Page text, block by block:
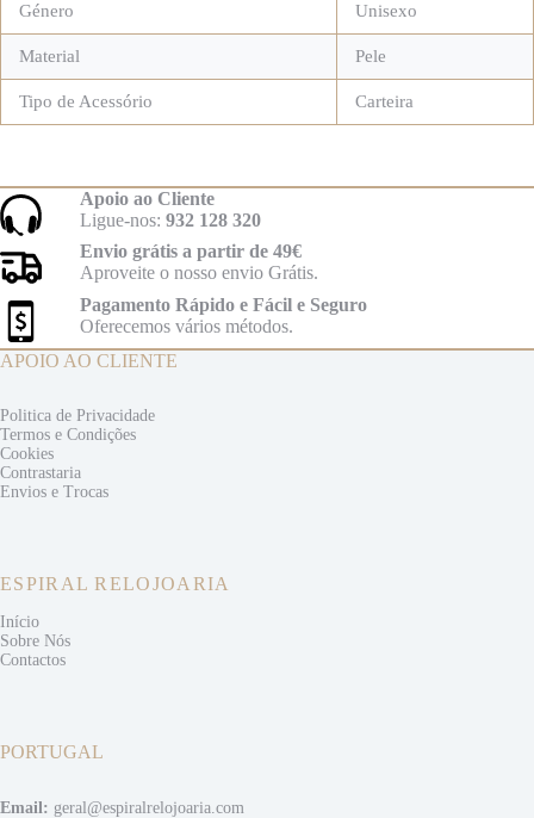
Género Unisexo
Material Pele
Tipo de Acessório Carteira
Apoio ao Cliente
Ligue-nos: 932 128 320
Envio grátis a partir de 49€
Aproveite o nosso envio Grátis.
Pagamento Rápido e Fácil e Seguro
Oferecemos vários métodos.
APOIO AO CLIENTE
Politica de Privacidade
Termos e Condições
Cookies
Contrastaria
Envios e Trocas
ESPIRAL RELOJOARIA
Início
Sobre Nós
Contactos
PORTUGAL
Email: geral@espiralrelojoaria.com